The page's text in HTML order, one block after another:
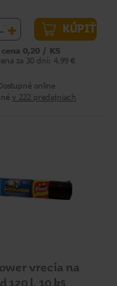
+ KÚPIŤ
cena 0,20 / KS
za 30 dní: 4,99 €
online
v 222 predajniach
vrecia na
120 l, 10 ks